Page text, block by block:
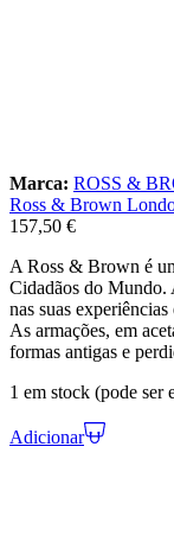
Marca: ROSS &
Ross & Brown
157,50 €
A Ross & Brown é
Cidadãos do Mundo.
nas suas
As armações, em
formas antigas e
1 em stock (pode ser
Adicionar